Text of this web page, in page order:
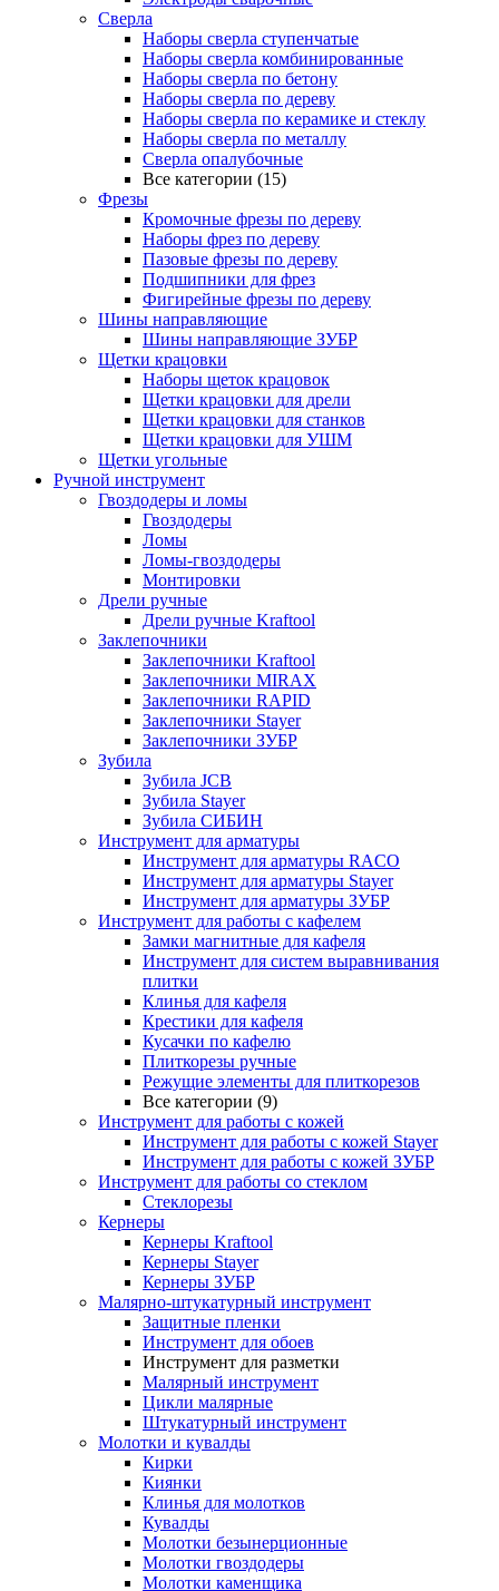
Сверла
Наборы cверла ступенчатые
Наборы сверла комбинированные
Наборы сверла по бетону
Наборы сверла по дереву
Наборы сверла по керамике и стеклу
Наборы сверла по металлу
Сверла опалубочные
Все категории (15)
Фрезы
Кромочные фрезы по дереву
Наборы фрез по дереву
Пазовые фрезы по дереву
Подшипники для фрез
Фигирейные фрезы по дереву
Шины направляющие
Шины направляющие ЗУБР
Щетки крацовки
Наборы щеток крацовок
Щетки крацовки для дрели
Щетки крацовки для станков
Щетки крацовки для УШМ
Щетки угольные
Ручной инструмент
Гвоздодеры и ломы
Гвоздодеры
Ломы
Ломы-гвоздодеры
Монтировки
Дрели ручные
Дрели ручные Kraftool
Заклепочники
Заклепочники Kraftool
Заклепочники MIRAX
Заклепочники RAPID
Заклепочники Stayer
Заклепочники ЗУБР
Зубила
Зубила JCB
Зубила Stayer
Зубила СИБИН
Инструмент для арматуры
Инструмент для арматуры RACO
Инструмент для арматуры Stayer
Инструмент для арматуры ЗУБР
Инструмент для работы с кафелем
Замки магнитные для кафеля
Инструмент для систем выравнивания
плитки
Клинья для кафеля
Крестики для кафеля
Кусачки по кафелю
Плиткорезы ручные
Режущие элементы для плиткорезов
Все категории (9)
Инструмент для работы с кожей
Инструмент для работы с кожей Stayer
Инструмент для работы с кожей ЗУБР
Инструмент для работы со стеклом
Стеклорезы
Кернеры
Кернеры Kraftool
Кернеры Stayer
Кернеры ЗУБР
Малярно-штукатурный инструмент
Защитные пленки
Инструмент для обоев
Инструмент для разметки
Малярный инструмент
Цикли малярные
Штукатурный инструмент
Молотки и кувалды
Кирки
Киянки
Клинья для молотков
Кувалды
Молотки безынерционные
Молотки гвоздодеры
Молотки каменщика